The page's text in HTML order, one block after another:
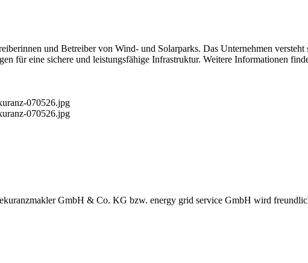
und Betreiber von Wind- und Solarparks. Das Unternehmen versteht
für eine sichere und leistungsfähige Infrastruktur. Weitere Informationen
070526.jpg
070526.jpg
GmbH & Co. KG bzw. energy grid service GmbH wird